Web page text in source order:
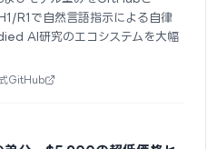
R1で自然言語指示による自律
AI研究のエコシステムを大幅
GitHub